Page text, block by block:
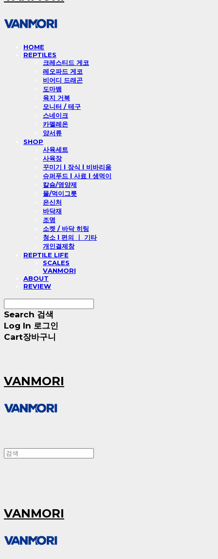
HOME
REPTILES
크레스티드 게코
레오파드 게코
비어디 드래곤
도마뱀
육지 거북
모니터 / 테구
스네이크
카멜레온
양서류
SHOP
사육세트
사육장
꾸미기 l 장식 l 비바리움
슈퍼푸드 l 사료 l 생먹이
칼슘/영양제
물/먹이그릇
은신처
바닥재
조명
소켓 / 바닥 히팅
청소 l 편의 ㅣ 기타
개인결제창
REPTILE LIFE
SCALES
VANMORI
ABOUT
REVIEW
Search 검색
Log In 로그인
Cart장바구니
VANMORI
VANMORI